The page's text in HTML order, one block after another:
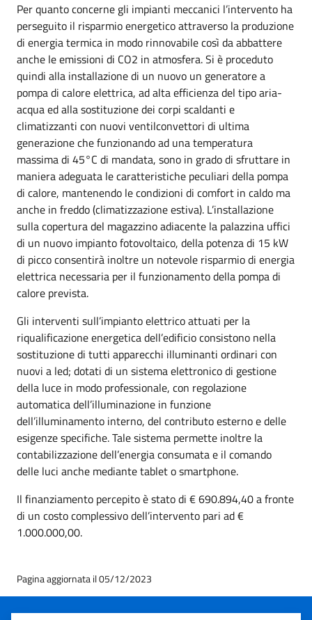
Per quanto concerne gli impianti meccanici l’intervento ha
perseguito il risparmio energetico attraverso la produzione
di energia termica in modo rinnovabile così da abbattere
anche le emissioni di CO2 in atmosfera. Si è proceduto
quindi alla installazione di un nuovo un generatore a
pompa di calore elettrica, ad alta efficienza del tipo aria-
acqua ed alla sostituzione dei corpi scaldanti e
climatizzanti con nuovi ventilconvettori di ultima
generazione che funzionando ad una temperatura
massima di 45°C di mandata, sono in grado di sfruttare in
maniera adeguata le caratteristiche peculiari della pompa
di calore, mantenendo le condizioni di comfort in caldo ma
anche in freddo (climatizzazione estiva). L’installazione
sulla copertura del magazzino adiacente la palazzina uffici
di un nuovo impianto fotovoltaico, della potenza di 15 kW
di picco consentirà inoltre un notevole risparmio di energia
elettrica necessaria per il funzionamento della pompa di
calore prevista.
Gli interventi sull’impianto elettrico attuati per la
riqualificazione energetica dell’edificio consistono nella
sostituzione di tutti apparecchi illuminanti ordinari con
nuovi a led; dotati di un sistema elettronico di gestione
della luce in modo professionale, con regolazione
automatica dell’illuminazione in funzione
dell’illuminamento interno, del contributo esterno e delle
esigenze specifiche. Tale sistema permette inoltre la
contabilizzazione dell’energia consumata e il comando
delle luci anche mediante tablet o smartphone.
Il finanziamento percepito è stato di € 690.894,40 a fronte
di un costo complessivo dell’intervento pari ad €
1.000.000,00.
Pagina aggiornata il 05/12/2023